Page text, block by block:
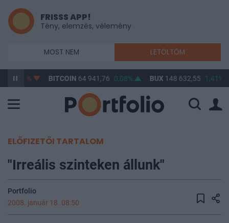
FRISSS APP!
Tény, elemzés, vélemény
MOST NEM LETÖLTÖM
-0,87% BITCOIN 64 941,76 0,08% BUX 148 632,55 1,41%
ELŐFIZETŐI TARTALOM
"Irreális szinteken állunk"
Portfolio
2008. január 18. 08:50